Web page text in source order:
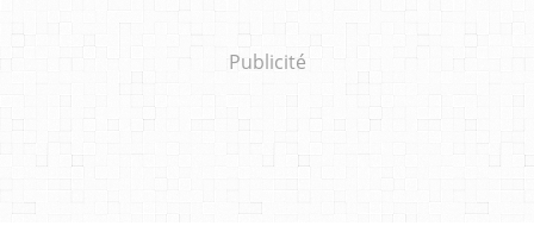
Publicité